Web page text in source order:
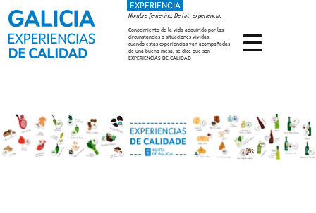
Pasar al contenido principal
EXPERIENCIA
Nombre femenino. De lat. experiencia.
Conocimiento de la vida adquirido por las
circunstancias o situaciones vividas,
cuando estas experiencias van acompañadas
de una buena mesa, se dice que son
EXPERIENCIAS DE CALIDAD